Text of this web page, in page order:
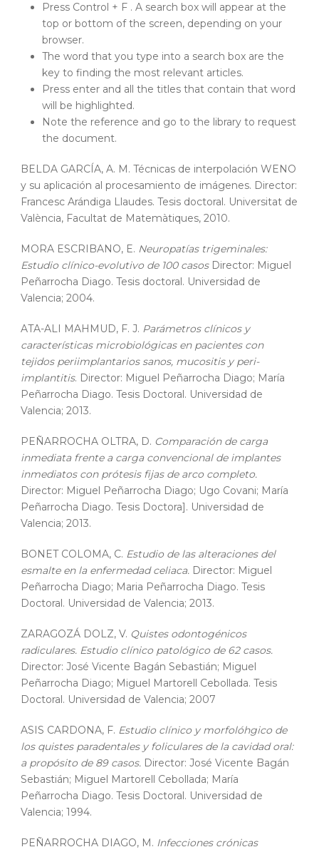
Press Control + F . A search box will appear at the
top or bottom of the screen, depending on your
browser.
The word that you type into a search box are the
key to finding the most relevant articles.
Press enter and all the titles that contain that word
will be highlighted.
Note the reference and go to the library to request
the document.
BELDA GARCÍA, A. M. Técnicas de interpolación WENO
y su aplicación al procesamiento de imágenes. Director:
Francesc Arándiga Llaudes. Tesis doctoral. Universitat de
València, Facultat de Matemàtiques, 2010.
MORA ESCRIBANO, E. Neuropatías trigeminales:
Estudio clínico-evolutivo de 100 casosDirector: Miguel
Peñarrocha Diago. Tesis doctoral. Universidad de
Valencia; 2004.
ATA-ALI MAHMUD, F. J. Parámetros clínicos y
características microbiológicas en pacientes con
tejidos periimplantarios sanos, mucositis y peri-
implantitis. Director: Miguel Peñarrocha Diago; María
Peñarrocha Diago. Tesis Doctoral. Universidad de
Valencia; 2013.
PEÑARROCHA OLTRA, D. Comparación de carga
inmediata frente a carga convencional de implantes
inmediatos con prótesis fijas de arco completo.
Director: Miguel Peñarrocha Diago; Ugo Covani; María
Peñarrocha Diago. Tesis Doctora]. Universidad de
Valencia; 2013.
BONET COLOMA, C. Estudio de las alteraciones del
esmalte en la enfermedad celiaca. Director: Miguel
Peñarrocha Diago; Maria Peñarrocha Diago. Tesis
Doctoral. Universidad de Valencia; 2013.
ZARAGOZÁ DOLZ, V. Quistes odontogénicos
radiculares. Estudio clínico patológico de 62 casos.
Director: José Vicente Bagán Sebastián; Miguel
Peñarrocha Diago; Miguel Martorell Cebollada. Tesis
Doctoral. Universidad de Valencia; 2007
ASIS CARDONA, F. Estudio clínico y morfolóhgico de
los quistes paradentales y foliculares de la cavidad oral:
a propósito de 89 casos. Director: José Vicente Bagán
Sebastián; Miguel Martorell Cebollada; María
Peñarrocha Diago. Tesis Doctoral. Universidad de
Valencia; 1994.
PEÑARROCHA DIAGO, M. Infecciones crónicas